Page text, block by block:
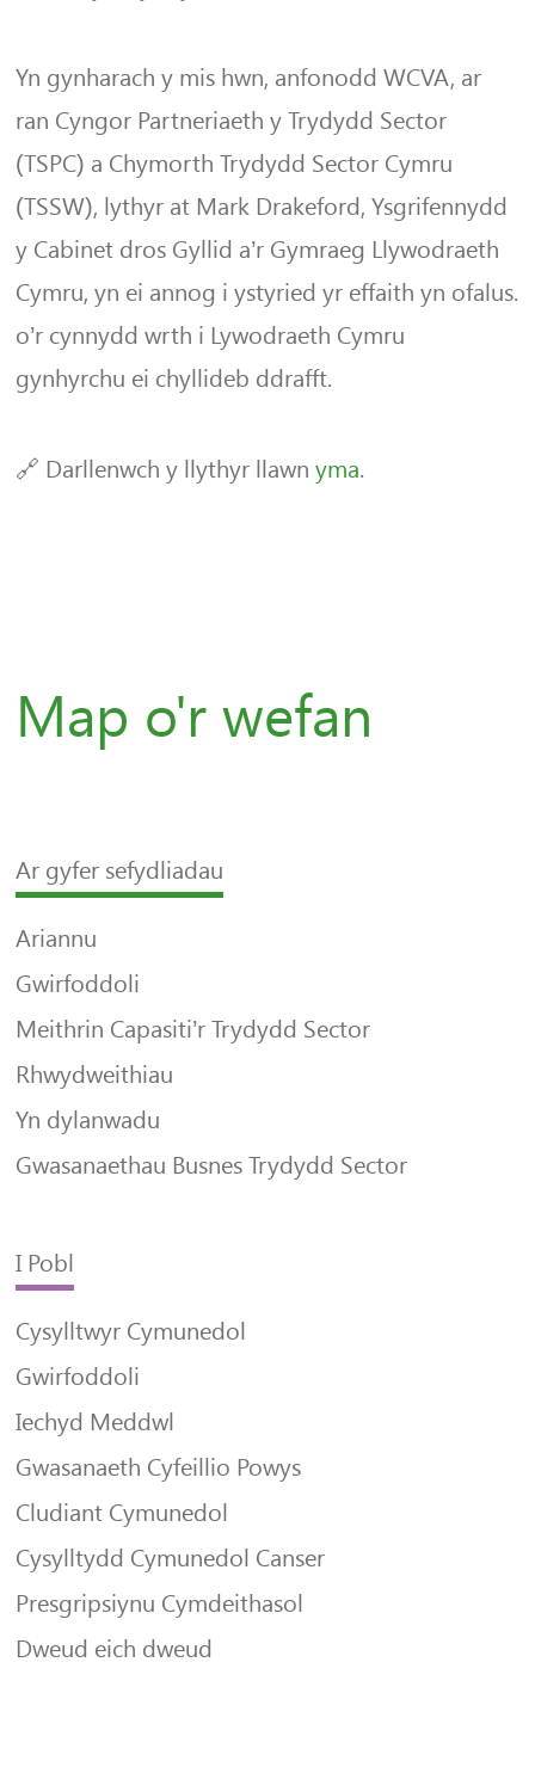
Yn gynharach y mis hwn, anfonodd WCVA, ar
ran Cyngor Partneriaeth y Trydydd Sector
(TSPC) a Chymorth Trydydd Sector Cymru
(TSSW), lythyr at Mark Drakeford, Ysgrifennydd
y Cabinet dros Gyllid a’r Gymraeg Llywodraeth
Cymru, yn ei annog i ystyried yr effaith yn ofalus.
o’r cynnydd wrth i Lywodraeth Cymru
gynhyrchu ei chyllideb ddrafft.
🔗 Darllenwch y llythyr llawnyma.
Map o'r wefan
Ar gyfer sefydliadau
Ariannu
Gwirfoddoli
Meithrin Capasiti’r Trydydd Sector
Rhwydweithiau
Yn dylanwadu
Gwasanaethau Busnes Trydydd Sector
I Pobl
Cysylltwyr Cymunedol
Gwirfoddoli
Iechyd Meddwl
Gwasanaeth Cyfeillio Powys
Cludiant Cymunedol
Cysylltydd Cymunedol Canser
Presgripsiynu Cymdeithasol
Dweud eich dweud